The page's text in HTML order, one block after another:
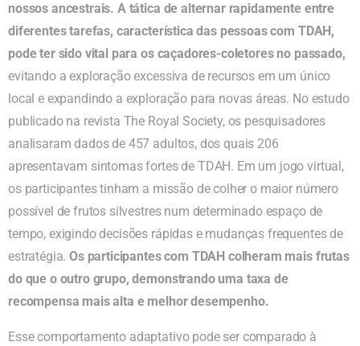
nossos ancestrais. A tática de alternar rapidamente entre
diferentes tarefas, característica das pessoas com TDAH,
pode ter sido vital para os caçadores-coletores no passado,
evitando a exploração excessiva de recursos em um único
local e expandindo a exploração para novas áreas. No estudo
publicado na revista The Royal Society, os pesquisadores
analisaram dados de 457 adultos, dos quais 206
apresentavam sintomas fortes de TDAH. Em um jogo virtual,
os participantes tinham a missão de colher o maior número
possível de frutos silvestres num determinado espaço de
tempo, exigindo decisões rápidas e mudanças frequentes de
estratégia.Os participantes com TDAH colheram mais frutas
do que o outro grupo, demonstrando uma taxa de
recompensa mais alta e melhor desempenho.
Esse comportamento adaptativo pode ser comparado à